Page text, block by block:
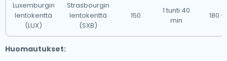
Luxemburgin
lentokenttä
(LUX)
Strasbourgin
lentokenttä
(SXB)
150
1 tunti 40
min
180 -
Huomautukset: